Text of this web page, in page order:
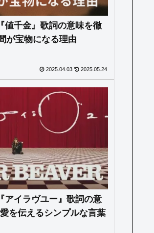
値千金』歌詞の意味を徹
が宝物になる理由
2025.04.03 2025.05.24
アイラヴユー』歌詞の意
を伝えるシンプルな言葉